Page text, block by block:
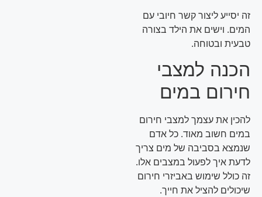
זה יסייע ליצור קשר חיובי עם
המים. וישים את הילד בצורה
טבעית ובטוחה.
הכנה למצבי
חירום במים
להכין את עצמך למצבי חירום
במים חשוב מאוד. כל אדם
שנמצא בסביבה של מים צריך
לדעת איך לפעול במצבים אלו.
זה כולל שימוש באביזרי חירום
שיכולים להציל את חייך.